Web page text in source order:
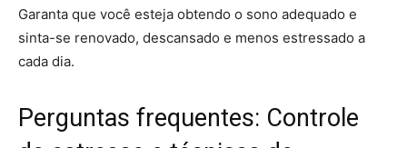
Garanta que você esteja obtendo o sono adequado e
sinta-se renovado, descansado e menos estressado a
cada dia.
Perguntas frequentes: Controle